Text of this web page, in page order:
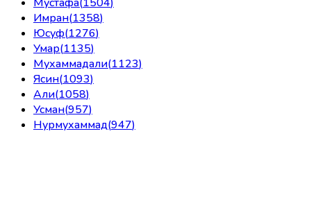
Имран(1358)
Юсуф(1276)
Умар(1135)
Мухаммадали(1123)
Ясин(1093)
Али(1058)
Усман(957)
Нурмухаммад(947)